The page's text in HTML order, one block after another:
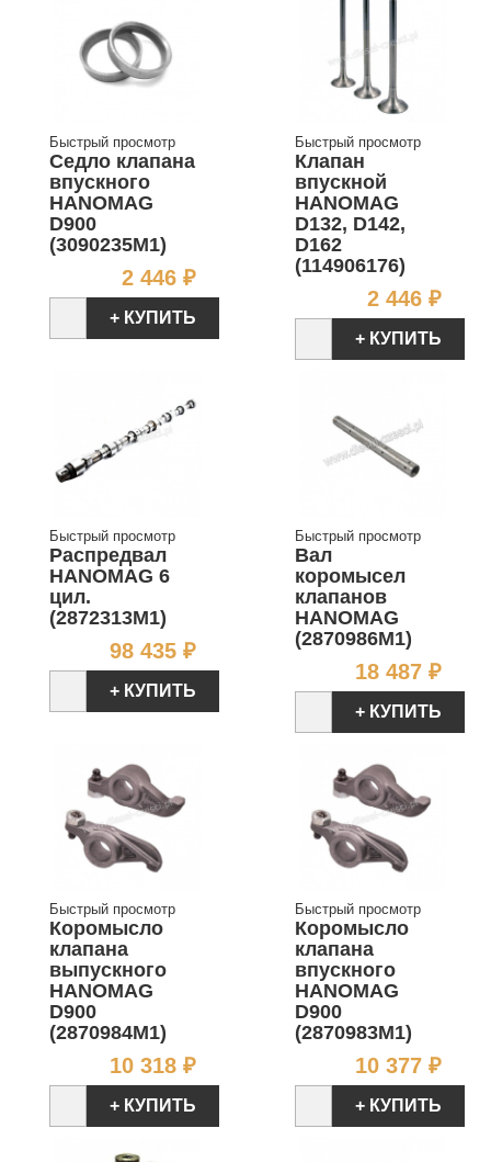
Быстрый просмотр
Седло клапана
впускного
HANOMAG
D900
(3090235M1)
2 446 ₽Цена
+ КУПИТЬ
Быстрый просмотр
Клапан
впускной
HANOMAG
D132, D142,
D162
(114906176)
2 446 ₽
+ КУПИТЬ
Быстрый просмотр
Распредвал
HANOMAG 6
цил.
(2872313M1)
98 435 ₽Цена
+ КУПИТЬ
Быстрый просмотр
Вал
коромысел
клапанов
HANOMAG
(2870986M1)
18 487 ₽
+ КУПИТЬ
Быстрый просмотр
Коромысло
клапана
выпускного
HANOMAG
D900
(2870984M1)
10 318 ₽Цена
+ КУПИТЬ
Быстрый просмотр
Коромысло
клапана
впускного
HANOMAG
D900
(2870983M1)
10 377 ₽
+ КУПИТЬ